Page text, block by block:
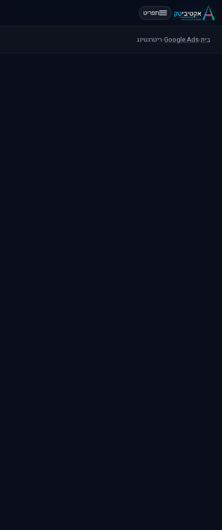
תפריט
בית›
Google Ads
›ריטרגטינג